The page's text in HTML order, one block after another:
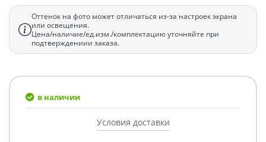
Оттенок на фото может отличаться из-за настроек экрана
или освещения.
Цена/наличие/ед.изм./комплектацию уточняйте при
подтверждениии заказа.
в наличии
Условия доставки